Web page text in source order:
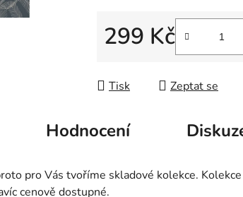
299 Kč
Tisk Zeptat se
Hodnocení
pro Vás tvoříme skladové kolekce.
cenově dostupné.